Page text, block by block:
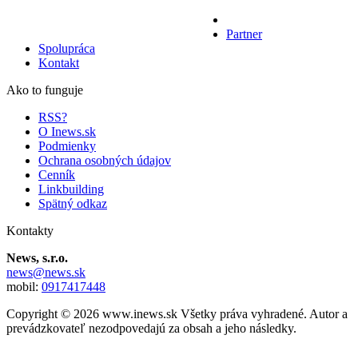
Partner
Spolupráca
Kontakt
Ako to funguje
RSS?
O Inews.sk
Podmienky
Ochrana osobných údajov
Cenník
Linkbuilding
Spätný odkaz
Kontakty
News, s.r.o.
news@news.sk
mobil: 0917417448
Copyright © 2026 www.inews.sk Všetky práva vyhradené. Autor a
prevádzkovateľ nezodpovedajú za obsah a jeho následky.